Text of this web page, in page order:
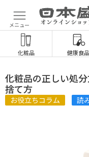
メニュー
化粧品 健康食品
化粧品の正しい処
捨て方
お役立ちコラム 読